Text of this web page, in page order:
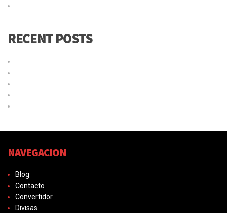
RECENT POSTS
NAVEGACION
Blog
Contacto
Convertidor
Divisas